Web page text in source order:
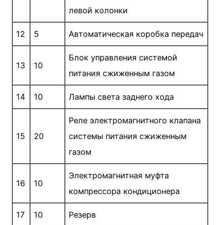
левой колонки
12 5 Автоматическая коробка передач
13 10
Блок управления системой
питания сжиженным газом
14 10 Лампы света заднего хода
15 20
Реле электромагнитного клапана
системы питания сжиженным
газом
16 10
Электромагнитная муфта
компрессора кондиционера
17 10 Резерв